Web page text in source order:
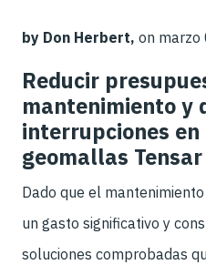
by Don Herbert, on marzo
Reducir
mantenimiento y
interrupciones en
geomallas Tensar
Dado que el
un gasto significativo y
soluciones comprobadas